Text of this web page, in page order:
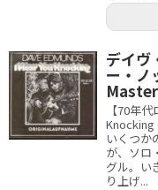
デイヴ
ー・ノ
【70年
Knocking
いくつか
が、ソロ
グル。い
り上げ...